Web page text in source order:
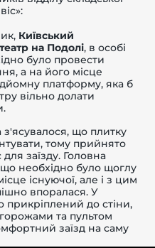
Київський
на Подолі, в особі
було провести
а на його місце
платформу, яка б
вільно долати
з'ясувалося, що плитку
тому прийнято
заїзду. Головна
що необхідно було щоглу
існуючої, але і з цим
впоралася. У
прикріплений до стіни,
та пультом
заїзд на саму